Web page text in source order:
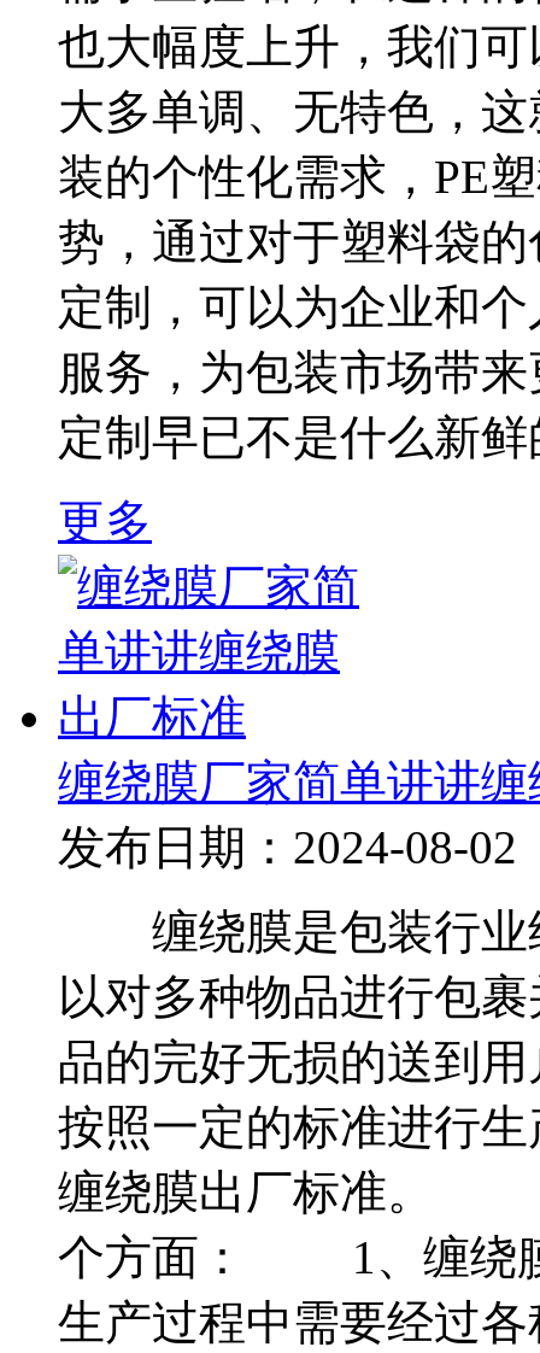
也大幅度上升，我们
大多单调、无特色，
装的个性化需求，PE
势，通过对于塑料袋
定制，可以为企业和
服务，为包装市场
定制早已不是什么新鲜
更多
缠绕膜厂家简单讲讲
发布日期：2024-08-02
缠绕膜是包装行业
以对多种物品进行包
品的完好无损的送到
按照一定的标准进行
缠绕膜出厂标准。
个方面： 1、缠绕膜
生产过程中需要经过